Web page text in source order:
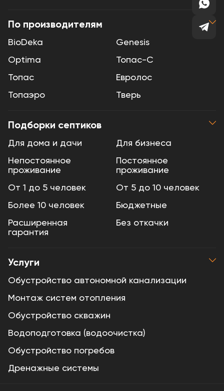
По производителям
BioDeka
Genesis
Optima
Топас-С
Топас
Евролос
Топаэро
Тверь
Подборки септиков
Для дома и дачи
Для бизнеса
Непостоянное
проживание
Постоянное
проживание
От 1 до 5 человек
От 5 до 10 человек
Более 10 человек
Бюджетные
Расширенная
гарантия
Без откачки
Услуги
Обустройство автономной канализации
Монтаж систем отопления
Обустройство скважин
Водоподготовка (водоочистка)
Обустройство погребов
Дренажные системы